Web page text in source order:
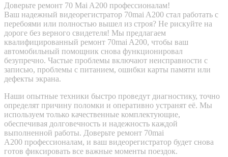
Доверьте ремонт 70 Mai A200 профессионалам!
Ваш надежный видеорегистратор 70mai A200 стал работать с
перебоями или полностью вышел из строя? Не рискуйте на
дороге без верного свидетеля! Мы предлагаем
квалифицированный ремонт 70mai A200, чтобы ваш
автомобильный помощник снова функционировал
безупречно. Частые проблемы включают неисправности с
записью, проблемы с питанием, ошибки карты памяти или
дефекты экрана.
Наши опытные техники быстро проведут диагностику, точно
определят причину поломки и оперативно устранят её. Мы
используем только качественные комплектующие,
обеспечивая долговечность и надежность каждой
выполненной работы. Доверьте ремонт 70mai
A200 профессионалам, и ваш видеорегистратор будет снова
готов фиксировать все важные моменты поездок.